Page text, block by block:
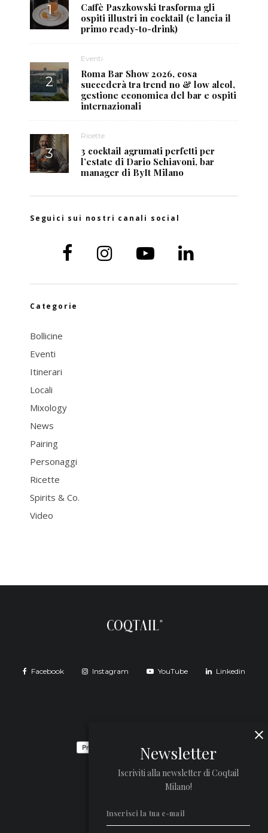
Caffè Paszkowski trasforma gli
ospiti illustri in cocktail (e lancia il
primo ready-to-drink)
Eventi
Roma Bar Show 2026, cosa
succederà tra trend no & low alcol,
gestione economica del bar e ospiti
internazionali
Ricette
3 cocktail agrumati perfetti per
l’estate di Dario Schiavoni, bar
manager di ByIt Milano
Seguici sui nostri canali social
Categorie
Bollicine
Eventi
Itinerari
Locali
Mixology
News
Pairing
Personaggi
Ricette
Spirits & Co.
Video
Facebook Instagram YouTube Linkedin
Newsletter
Iscriviti alla newsletter di Coqtail
Milano!